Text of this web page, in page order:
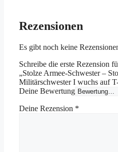
Rezensionen
Es gibt noch keine
Schreibe die erste Rezension
„Stolze Armee-Schwester –
Militärschwester I wuchs auf
Deine Bewertung
Deine Rezension *